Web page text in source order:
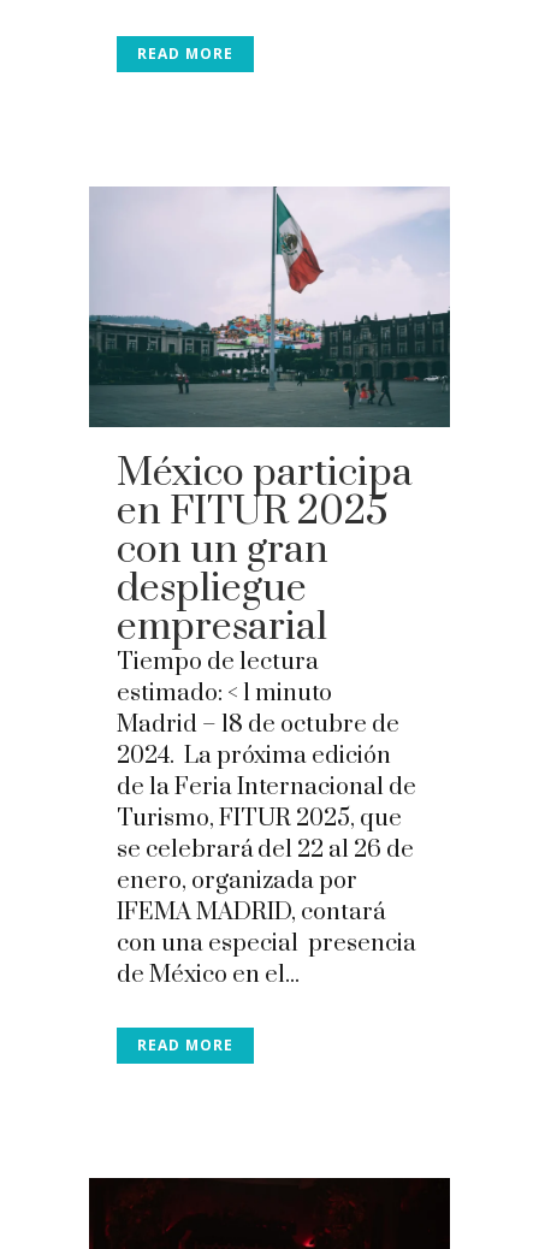
READ MORE
México participa
en FITUR 2025
con un gran
despliegue
empresarial
Tiempo de lectura
estimado: < 1 minuto
Madrid – 18 de octubre de
2024. La próxima edición
de la Feria Internacional de
Turismo, FITUR 2025, que
se celebrará del 22 al 26 de
enero, organizada por
IFEMA MADRID, contará
con una especial presencia
de México en el...
READ MORE